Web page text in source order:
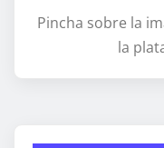
Pincha sobre la
la